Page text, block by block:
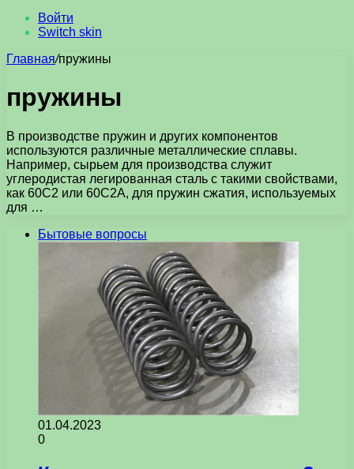
Войти
Switch skin
Главная/пружины
пружины
В производстве пружин и других компонентов
используются различные металлические сплавы.
Например, сырьем для производства служит
углеродистая легированная сталь с такими свойствами,
как 60С2 или 60С2А, для пружин сжатия, используемых
для …
Бытовые вопросы
01.04.2023
0